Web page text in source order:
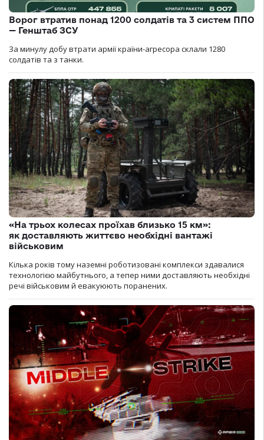
Ворог втратив понад 1200 солдатів та 3 систем ППО
— Генштаб ЗСУ
За минулу добу втрати армії країни-агресора склали 1280
солдатів та з танки.
«На трьох колесах проїхав близько 15 км»:
як доставляють життєво необхідні вантажі
військовим
Кілька років тому наземні роботизовані комплекси здавалися
технологією майбутнього, а тепер ними доставляють необхідні
речі військовим й евакуюють поранених.